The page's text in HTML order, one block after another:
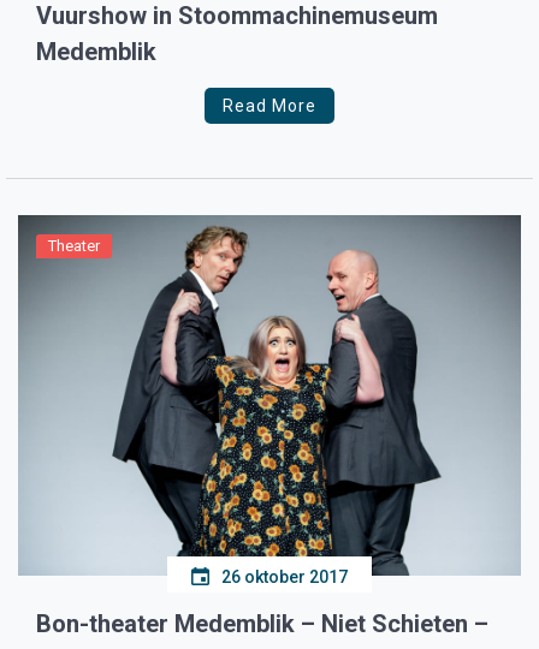
Vuurshow in Stoommachinemuseum
Medemblik
Read More
Theater
26 oktober 2017
Bon-theater Medemblik – Niet Schieten –